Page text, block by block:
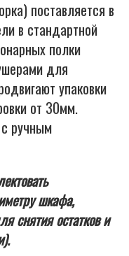
поставляется в
в стандартной
полки
для
упаковки
от 30мм.
ручным
шкафа,
снятия остатков и